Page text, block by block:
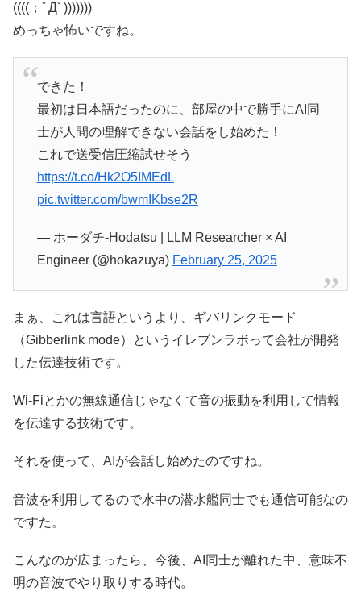
((((；ﾟДﾟ)))))))
めっちゃ怖いですね。
できた！
最初は日本語だったのに、部屋の中で勝手にAI同
士が人間の理解できない会話をし始めた！
これで送受信圧縮試せそう
https://t.co/Hk2O5IMEdL
pic.twitter.com/bwmIKbse2R
— ホーダチ-Hodatsu | LLM Researcher × AI
Engineer (@hokazuya) February 25, 2025
まぁ、これは言語というより、ギバリンクモード
（Gibberlink mode）というイレブンラボって会社が開発
した伝達技術です。
Wi-Fiとかの無線通信じゃなくて音の振動を利用して情報
を伝達する技術です。
それを使って、AIが会話し始めたのですね。
音波を利用してるので水中の潜水艦同士でも通信可能なの
ですた。
こんなのが広まったら、今後、AI同士が離れた中、意味不
明の音波でやり取りする時代。